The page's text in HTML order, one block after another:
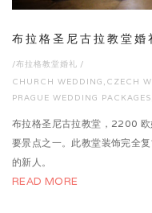
布拉格圣尼古拉教堂婚
/布拉格教堂婚礼 /
CHURCH WEDDING , CZECH
PRAGUE WEDDING PACKAGES
布拉格圣尼古拉教堂，2200
要景点之一。此教堂装饰完全
的新人。
READ MORE